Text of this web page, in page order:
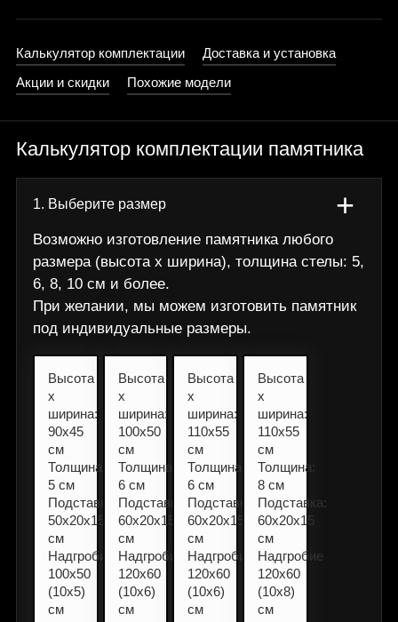
Калькулятор комплектации
Доставка и установка
Акции и скидки
Похожие модели
Калькулятор комплектации памятника
+
1. Выберите размер
Возможно изготовление памятника любого
размера (высота х ширина), толщина стелы: 5,
6, 8, 10 см и более.
При желании, мы можем изготовить памятник
под индивидуальные размеры.
Высота
х
ширина:
90х45
см
Толщина:
5 см
Подставка:
50х20х15
см
Надгробие
100х50
(10х5)
см
Высота
х
ширина:
100х50
см
Толщина:
6 см
Подставка:
60х20х15
см
Надгробие
120х60
(10х6)
см
Высота
х
ширина:
110х55
см
Толщина:
6 см
Подставка:
60х20х15
см
Надгробие
120х60
(10х6)
см
Высота
х
ширина:
110х55
см
Толщина:
8 см
Подставка:
60х20х15
см
Надгробие
120х60
(10х8)
см